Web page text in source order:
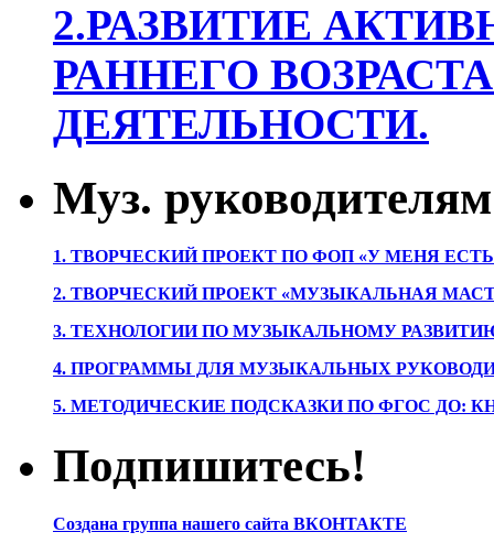
2.РАЗВИТИЕ
РАННЕГО
ДЕЯТЕЛЬНОСТИ.
Муз. руководителям
1. ТВОРЧЕСКИЙ ПРОЕКТ ПО ФОП «У МЕНЯ
2. ТВОРЧЕСКИЙ ПРОЕКТ «МУЗЫКАЛЬНАЯ
3. ТЕХНОЛОГИИ ПО МУЗЫКАЛЬНОМУ
4. ПРОГРАММЫ ДЛЯ МУЗЫКАЛЬНЫХ
5. МЕТОДИЧЕСКИЕ ПОДСКАЗКИ ПО ФГОС ДО:
Подпишитесь!
Создана группа нашего сайта ВКОНТАКТЕ